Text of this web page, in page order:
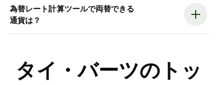
為替レート計算ツールで両替できる
通貨は？
タイ・バーツのトッ